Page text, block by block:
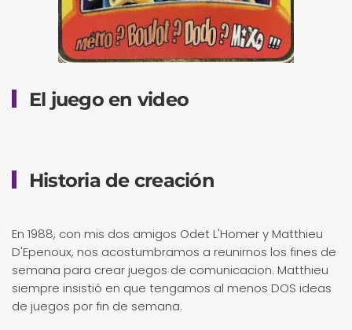
El juego en video
Historia de creación
En 1988, con mis dos amigos Odet L'Homer y Matthieu
D'Epenoux, nos acostumbramos a reunirnos los fines de
semana para crear juegos de comunicacion. Matthieu
siempre insistió en que tengamos al menos DOS ideas
de juegos por fin de semana.